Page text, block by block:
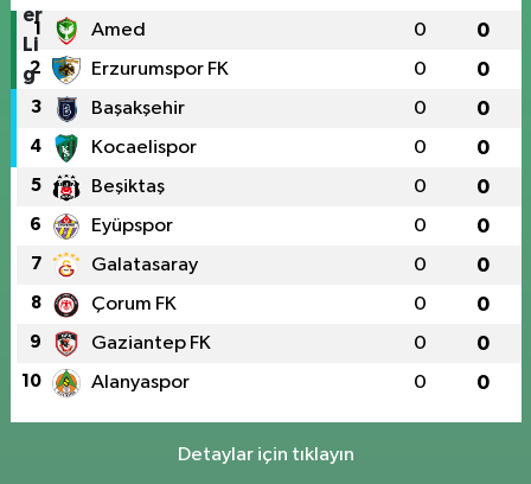
1 Amed 0 0
2 Erzurumspor FK 0 0
3 Başakşehir 0 0
4 Kocaelispor 0 0
5 Beşiktaş 0 0
6 Eyüpspor 0 0
7 Galatasaray 0 0
8 Çorum FK 0 0
9 Gaziantep FK 0 0
10 Alanyaspor 0 0
Detaylar için tıklayın